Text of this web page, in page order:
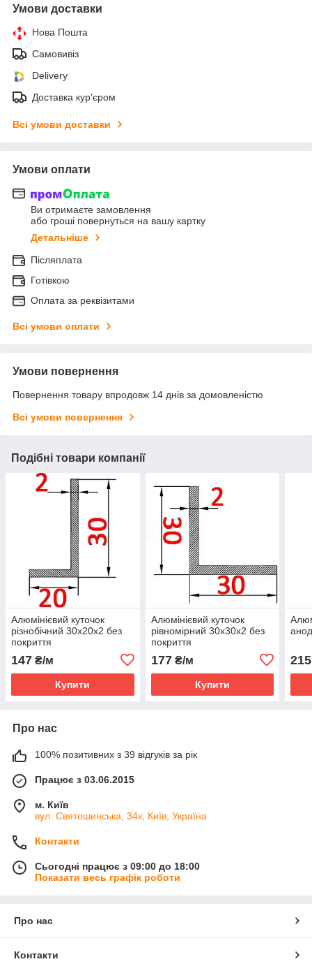
Умови доставки
Нова Пошта
Самовивіз
Delivery
Доставка кур'єром
Всі умови доставки
Умови оплати
Ви отримаєте замовлення
або гроші повернуться на вашу картку
Детальніше
Післяплата
Готівкою
Оплата за реквізитами
Всі умови оплати
Умови повернення
Повернення товару впродовж 14 днів за домовленістю
Всі умови повернення
Подібні товари компанії
Алюмінієвий куточок
різнобічний 30х20х2 без
покриття
147 ₴/м
Купити
Алюмінієвий куточок
рівномірний 30х30х2 без
покриття
177₴/м
Купити
215
Про нас
100% позитивних з 39 відгуків за рік
Працює з 03.06.2015
м. Київ
вул. Святошинська, 34к, Київ, Україна
Контакти
Сьогодні працює з 09:00 до 18:00
Показати весь графік роботи
Про нас
Контакти